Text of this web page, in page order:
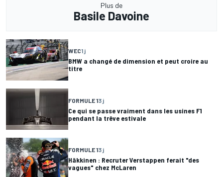
Plus de
Basile Davoine
WEC1 j
BMW a changé de dimension et peut croire au
titre
FORMULE 13 j
Ce qui se passe vraiment dans les usines F1
pendant la trêve estivale
FORMULE 13 j
Häkkinen : Recruter Verstappen ferait "des
vagues" chez McLaren